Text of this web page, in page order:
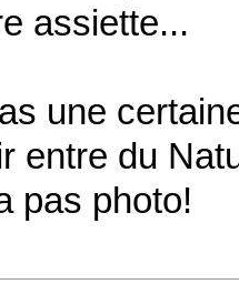
assiette...
une
entre du
pas photo!